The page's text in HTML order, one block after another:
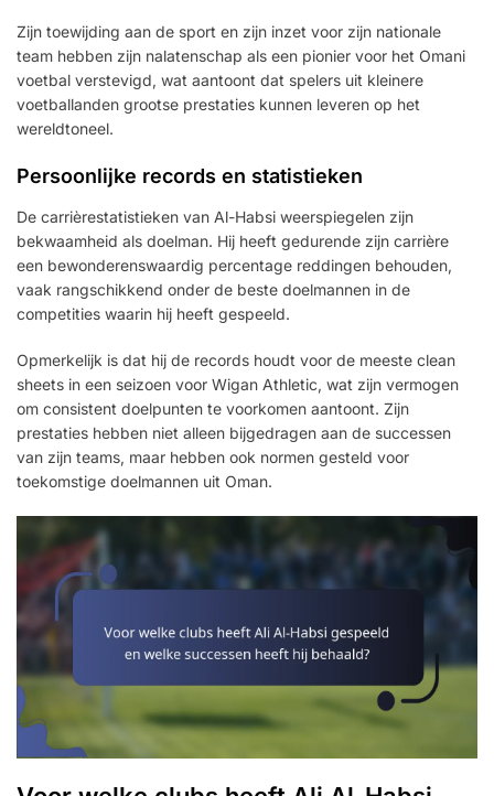
Zijn toewijding aan de sport en zijn inzet voor zijn nationale
team hebben zijn nalatenschap als een pionier voor het Omani
voetbal verstevigd, wat aantoont dat spelers uit kleinere
voetballanden grootse prestaties kunnen leveren op het
wereldtoneel.
Persoonlijke records en statistieken
De carrièrestatistieken van Al-Habsi weerspiegelen zijn
bekwaamheid als doelman. Hij heeft gedurende zijn carrière
een bewonderenswaardig percentage reddingen behouden,
vaak rangschikkend onder de beste doelmannen in de
competities waarin hij heeft gespeeld.
Opmerkelijk is dat hij de records houdt voor de meeste clean
sheets in een seizoen voor Wigan Athletic, wat zijn vermogen
om consistent doelpunten te voorkomen aantoont. Zijn
prestaties hebben niet alleen bijgedragen aan de successen
van zijn teams, maar hebben ook normen gesteld voor
toekomstige doelmannen uit Oman.